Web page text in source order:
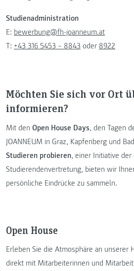
Studienadministration
E: bewerbung@fh-joanneum.at
T: +43 316 5453 – 8843 oder 8922
Möchten Sie sich vor Ort
informieren?
Mit den Open House Days, den Tagen
JOANNEUM in Graz, Kapfenberg und
Studieren probieren, einer Initiative
Studierendenvertretung, bieten wir
persönliche Eindrücke zu sammeln.
Open House
Erleben Sie die Atmosphäre an unserer
direkt mit Mitarbeiterinnen und